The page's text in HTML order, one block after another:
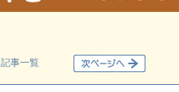
記事一覧